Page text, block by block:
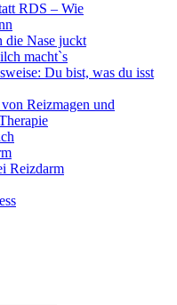
RDS – Wie
die Nase juckt
macht`s
Du bist, was du isst
Reizmagen und
Reizdarm